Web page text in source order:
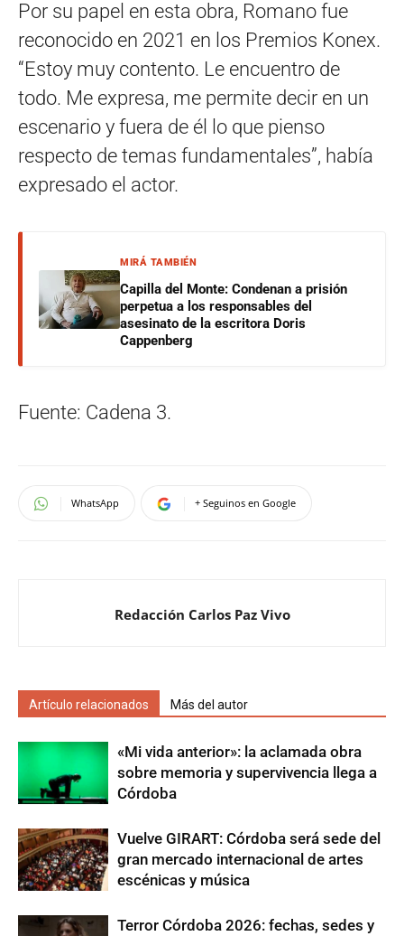
Por su papel en esta obra, Romano fue
reconocido en 2021 en los Premios Konex.
“Estoy muy contento. Le encuentro de
todo. Me expresa, me permite decir en un
escenario y fuera de él lo que pienso
respecto de temas fundamentales”, había
expresado el actor.
MIRÁ TAMBIÉN
Capilla del Monte: Condenan a prisión
perpetua a los responsables del
asesinato de la escritora Doris
Cappenberg
Fuente: Cadena 3.
WhatsApp + Seguinos en Google
Redacción Carlos Paz Vivo
Artículo relacionados Más del autor
«Mi vida anterior»: la aclamada obra
sobre memoria y supervivencia llega a
Córdoba
Vuelve GIRART: Córdoba será sede del
gran mercado internacional de artes
escénicas y música
Terror Córdoba 2026: fechas, sedes y